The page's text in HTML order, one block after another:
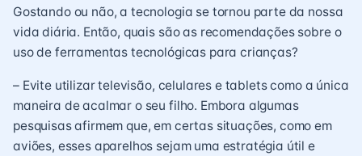
Gostando ou não, a tecnologia se tornou parte da nossa
vida diária. Então, quais são as recomendações sobre o
uso de ferramentas tecnológicas para crianças?
– Evite utilizar televisão, celulares e tablets como a única
maneira de acalmar o seu filho. Embora algumas
pesquisas afirmem que, em certas situações, como em
aviões, esses aparelhos sejam uma estratégia útil e